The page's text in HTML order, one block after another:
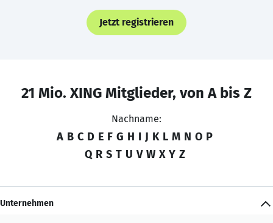
Jetzt registrieren
21 Mio. XING Mitglieder, von A bis Z
Nachname:
A B C D E F G H I J K L M N O P
Q R S T U V W X Y Z
Unternehmen